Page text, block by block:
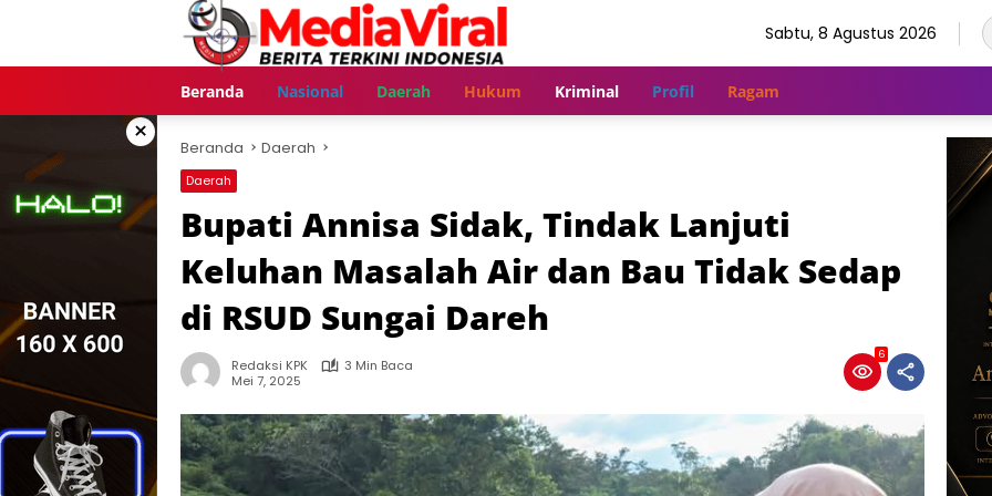
Sabtu, 8 Agustus 2026
Beranda Nasional Daerah Hukum Kriminal Profil Ragam
× Beranda Daerah
Daerah
Bupati Annisa Sidak, Tindak Lanjuti
Keluhan Masalah Air dan Bau Tidak Sedap
di RSUD Sungai Dareh
Redaksi KPK
3 Min Baca
Mei 7, 2025
6